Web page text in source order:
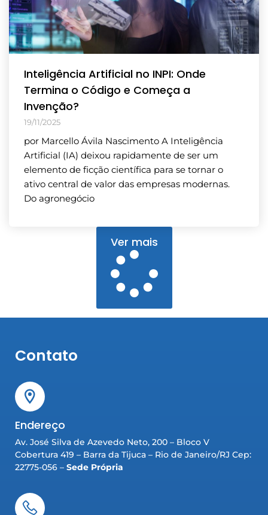
Inteligência Artificial no INPI: Onde
Termina o Código e Começa a
Invenção?
19/11/2025
por Marcello Ávila Nascimento A Inteligência
Artificial (IA) deixou rapidamente de ser um
elemento de ficção científica para se tornar o
ativo central de valor das empresas modernas.
Do agronegócio
Ver mais
Contato
Endereço
Av. José Silva de Azevedo Neto, 200 – Bloco V
Cobertura 419 – Barra da Tijuca – Rio de Janeiro/RJ Cep:
22775-056 – Sede Própria